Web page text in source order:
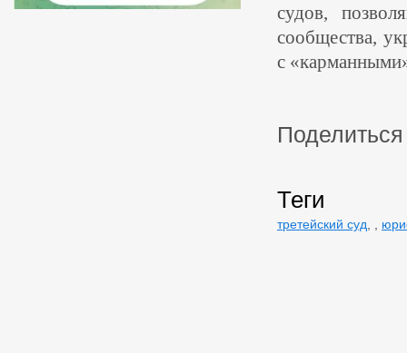
судов,
сообщества,
с
Теги
третейский суд